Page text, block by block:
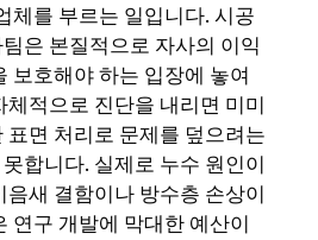
체를 부르는 일입니다. 시공
은 본질적으로 자사의 이익
보호해야 하는 입장에 놓여
체적으로 진단을 내리면 미미
표면 처리로 문제를 덮으려는
합니다. 실제로 누수 원인이
음새 결함이나 방수층 손상이
연구 개발에 막대한 예산이